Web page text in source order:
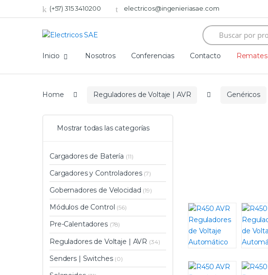
(+57) 315 3410200 electricos@ingenieriasae.com
Search
for:
Inicio Nosotros Conferencias Contacto Remates
Home Reguladores de Voltaje | AVR Genéricos
Mostrar todas las categorías
Cargadores de Batería (11)
Cargadores y Controladores (7)
Gobernadores de Velocidad (19)
Módulos de Control (56)
Pre-Calentadores (78)
Reguladores de Voltaje | AVR (34)
Senders | Switches (0)